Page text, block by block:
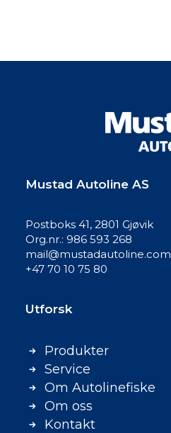
Mustad Autoline AS
Postboks 41, 2801 Gjøvik
Org.nr.: 986 593 268
mail@mustadautoline.com
+47 70 10 75 80
Utforsk
Produkter
Service
Om Autolinefiske
Om oss
Kontakt